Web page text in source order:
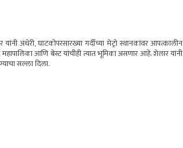
अंधेरी, घाटकोपरसारख्या गर्दीच्या मेट्रो स्थानकांवर आपत्कालीन
आणि बेस्ट यांचीही त्यात भूमिका असणार आहे. शेलार यांनी
सल्ला दिला.